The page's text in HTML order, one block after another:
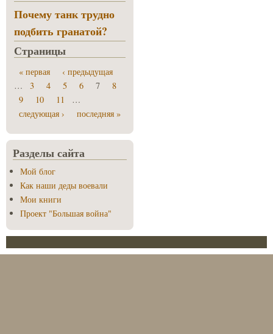
Почему танк трудно
подбить гранатой?
Страницы
« первая
‹ предыдущая
…
3 4 5 6 7
8
9
10 11
…
следующая ›
последняя »
Разделы сайта
Мой блог
Как наши деды воевали
Мои книги
Проект "Большая война"